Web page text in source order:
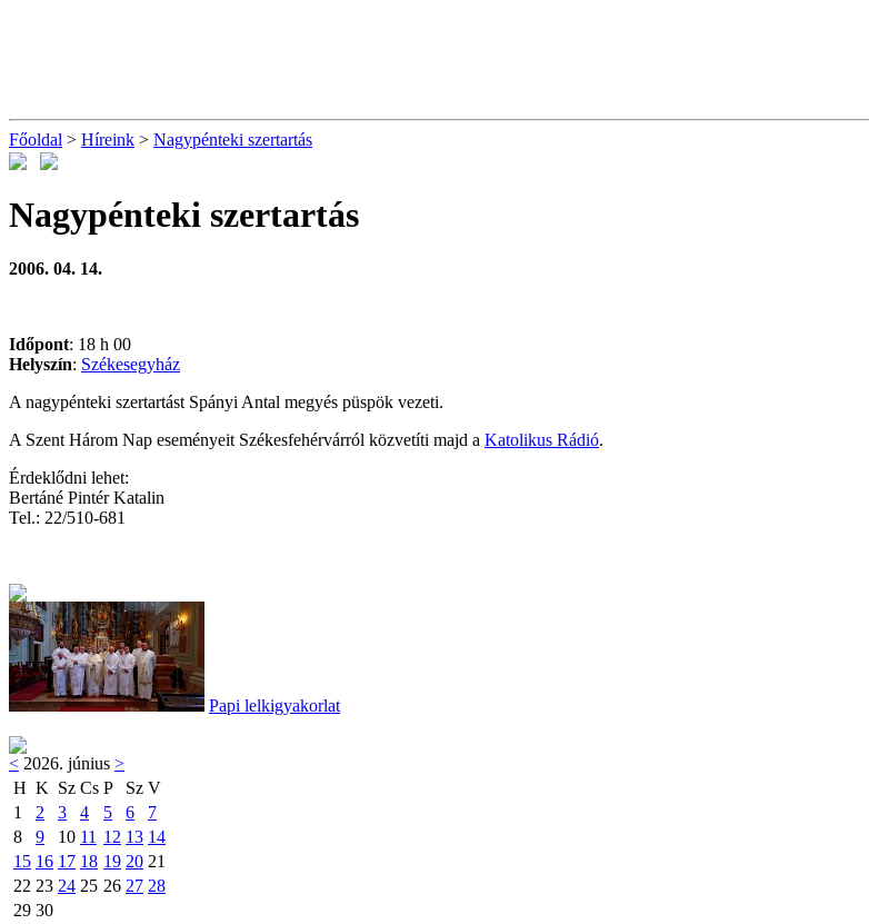
Főoldal > Híreink > Nagypénteki szertartás
Nagypénteki szertartás
2006. 04. 14.
Időpont: 18 h 00
Helyszín: Székesegyház
A nagypénteki szertartást Spányi Antal megyés püspök vezeti.
A Szent Három Nap eseményeit Székesfehérvárról közvetíti majd a Katolikus Rádió.
Érdeklődni lehet:
Bertáné Pintér Katalin
Tel.: 22/510-681
Papi lelkigyakorlat
< 2026. június >
H K Sz Cs P Sz V
1
2 3 4 5 6
7
8
9 10 11 12 13 14
15 16 17 18 19 20 21
22 23 24 25 26 27 28
29 30